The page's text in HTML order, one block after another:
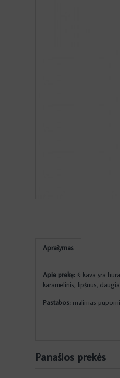
Aprašymas
Apie prekę: ši kava yra
karamelinis, lipšnus,
Pastabos: malimas
Panašios prekės